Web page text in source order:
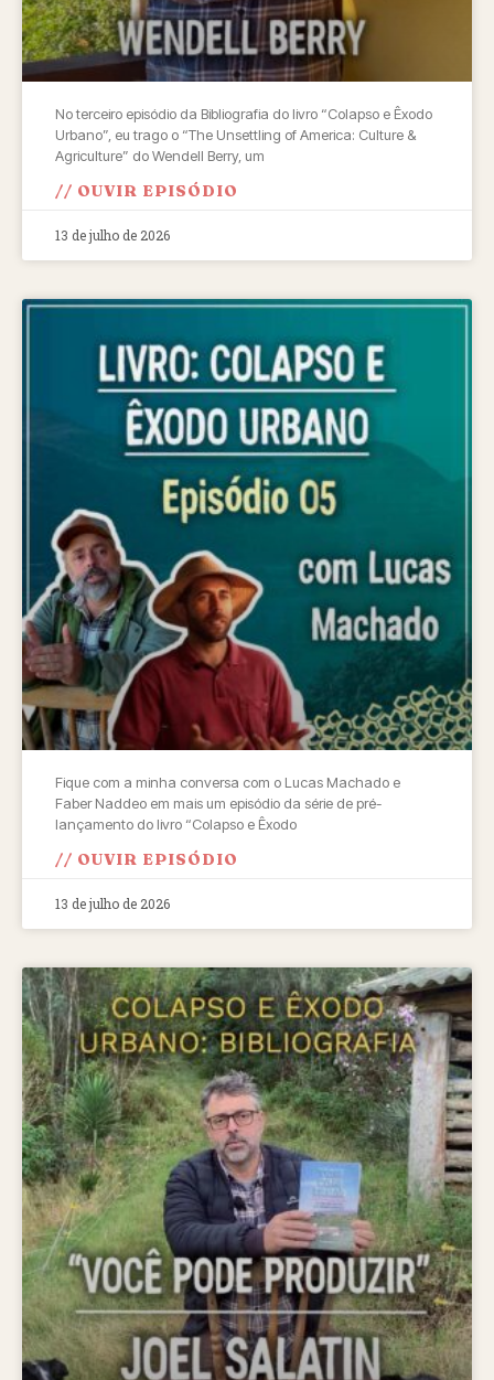
No terceiro episódio da Bibliografia do livro “Colapso e Êxodo
Urbano”, eu trago o “The Unsettling of America: Culture &
Agriculture” do Wendell Berry, um
// OUVIR EPISÓDIO
13 de julho de 2026
Fique com a minha conversa com o Lucas Machado e
Faber Naddeo em mais um episódio da série de pré-
lançamento do livro “Colapso e Êxodo
// OUVIR EPISÓDIO
13 de julho de 2026